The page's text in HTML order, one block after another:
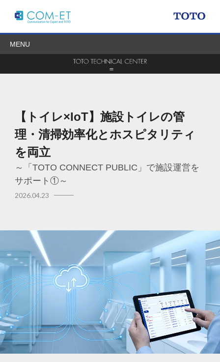
MENU
【トイレ×IoT】施設トイレの管
理・清掃効率化とホスピタリティ
を両立
～「TOTO CONNECT PUBLIC」で施設運営を
サポート①～
2026.04.23